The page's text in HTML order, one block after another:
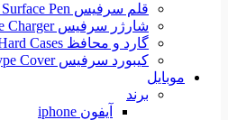
قلم سرفیس Surface Pen
شارژر سرفیس Surface Charger
گارد و محافظ Surface Hard Cases
کیبورد سرفیس Surface Pro Type Cover
موبایل
برند
آیفون iphone